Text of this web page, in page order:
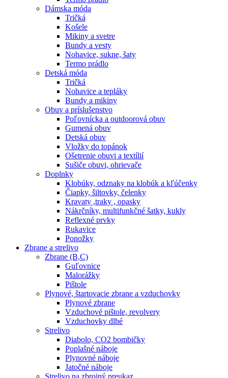
Dámska móda
Tričká
Košele
Mikiny a svetre
Bundy a vesty
Nohavice, sukne, šaty
Termo prádlo
Detská móda
Tričká
Nohavice a tepláky
Bundy a mikiny
Obuv a príslušenstvo
Poľovnícka a outdoorová obuv
Gumená obuv
Detská obuv
Vložky do topánok
Ošetrenie obuvi a textílií
Sušiče obuvi, ohrievače
Doplnky
Klobúky, odznaky na klobúk a kľúčenky
Čiapky, šiltovky, čelenky
Kravaty ,traky , opasky
Nákrčníky, multifunkčné šatky, kukly
Reflexné prvky
Rukavice
Ponožky
Zbrane a strelivo
Zbrane (B,C)
Guľovnice
Malorážky
Pištole
Plynové, štartovacie zbrane a vzduchovky
Plynové zbrane
Vzduchové pištole, revolvery
Vzduchovky dlhé
Strelivo
Diabolo, CO2 bombičky
Poplašné náboje
Plynovné náboje
Jatočné náboje
Strelivo na zbrojný preukaz